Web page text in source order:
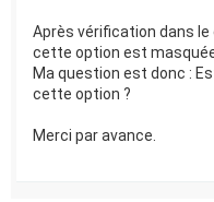
Après vérification dans le
cette option est
Ma question est donc :
cette option ?
Merci par avance.